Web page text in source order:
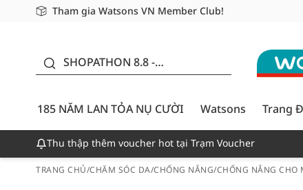
Tham gia Watsons VN Member Club!
Miễn phí giao hàng cho đơn hàng từ 249,000Đ
Giao hàng nhanh 24h - Áp dụng khu vực TP. Hồ Chí
SHOPATHON 8.8 -
CƯỜI - GIẢM ĐẾN
50%
185 NĂM LAN TỎA NỤ CƯỜI
Watsons Trang
Thu thập thêm voucher hot tại Trạm Voucher
TRANG CHỦ/CHĂM SÓC DA/CHỐNG NẮNG/CHỐNG NẮNG CHO